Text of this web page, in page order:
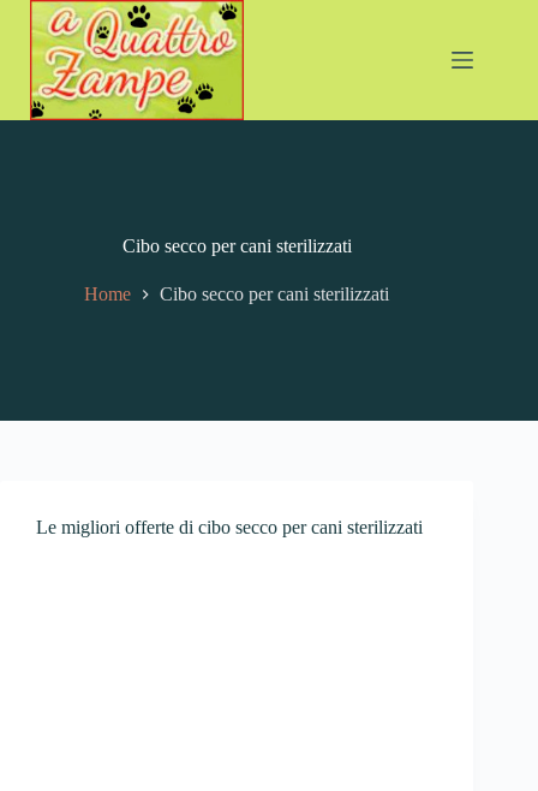
Cibo secco per cani sterilizzati
Home Cibo secco per cani sterilizzati
Le migliori offerte di cibo secco per cani sterilizzati